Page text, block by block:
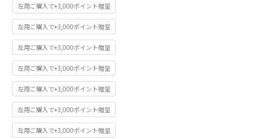
左用ご購入で+3,000ポイント贈呈
左用ご購入で+3,000ポイント贈呈
左用ご購入で+3,000ポイント贈呈
左用ご購入で+3,000ポイント贈呈
左用ご購入で+3,000ポイント贈呈
左用ご購入で+3,000ポイント贈呈
左用ご購入で+3,000ポイント贈呈